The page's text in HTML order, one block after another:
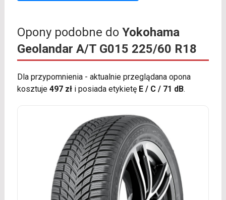
Opony podobne do Yokohama
Geolandar A/T G015 225/60 R18
Dla przypomnienia - aktualnie przeglądana opona
kosztuje 497 złi posiada etykietę E / C / 71 dB.